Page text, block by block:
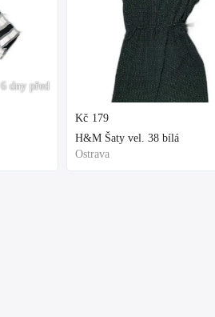
6 dny před
Kč 179
H&M Šaty vel. 38 bílá
Ostrava